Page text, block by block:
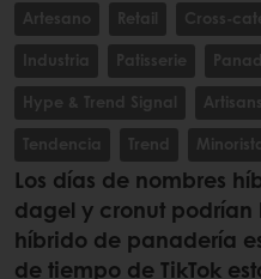
Artesano Retail Cross-
Industria
Patisserie
Hype & Trend Signal
Artisans
Tendencia
Trend
Los días de nombres
dagel y cronut
híbrido de panadería
de tiempo de TikTok